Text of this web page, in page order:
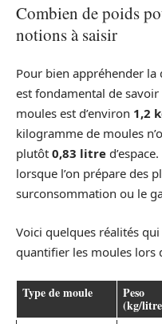
Combien de poids
notions à saisir
Pour bien appréhender
est fondamental de
moules est d’environ 1,2
kilogramme de moules
plutôt 0,83 litre
lorsque l’on prépare des
surconsommation ou le
Voici quelques réalités
quantifier les moules lors
Type de moule Peso
(kg/